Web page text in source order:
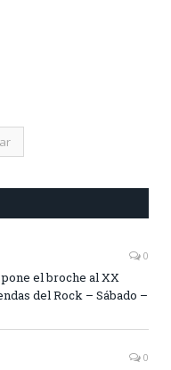
0
el broche al XX
del Rock – Sábado –
0